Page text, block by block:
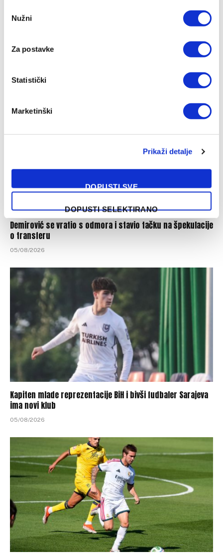
Selection
Nužni
Za postavke
Statistički
Marketinški
Prikaži detalje
DOPUSTI SVE
DOPUSTI SELEKTIRANO
Hrvatski mediji ipak demantovali glasine o transferu
05/08/2026
Demirović se vratio s odmora i stavio tačku na špekulacije
o transferu
05/08/2026
Kapiten mlade reprezentacije BiH i bivši fudbaler Sarajeva
ima novi klub
05/08/2026